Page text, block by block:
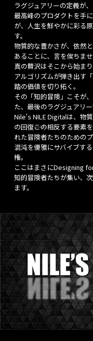
ラグジュアリーの定義が
最高峰のプロダクトを手
が、人生を鮮やかに彩る
す。
物質的な豊かさが、依然
あることに、言を俟ちませ
真の贅沢はそこから始まり
アルゴリズムが弾き出す
踏の価値を切り拓く。
その「知的冒険」こそが
た、最後のラグジュアリ
Nile's NILE Digitalは、物
の回復――この相反する要
れた冒険者たちのための
混沌を優雅にサバイブす
権。
ここはまさにDesigning
知的冒険者たちが集い、
ます。